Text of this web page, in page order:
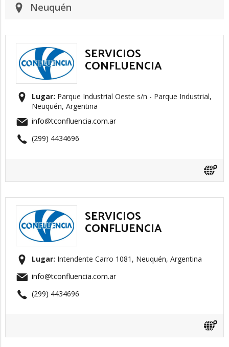
Neuquén
SERVICIOS
CONFLUENCIA
Lugar: Parque Industrial Oeste s/n - Parque Industrial,
Neuquén, Argentina
info@tconfluencia.com.ar
(299) 4434696
SERVICIOS
CONFLUENCIA
Lugar: Intendente Carro 1081, Neuquén, Argentina
info@tconfluencia.com.ar
(299) 4434696